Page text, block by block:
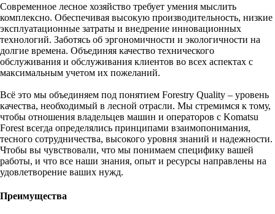
Современное лесное хозяйство требует умения мыслить
комплексно. Обеспечивая высокую производительность, низкие
эксплуатационные затраты и внедрение инновационных
технологий. Заботясь об эргономичности и экологичности на
долгие времена. Объединяя качество технического
обслуживания и обслуживания клиентов во всех аспектах с
максимальным учетом их пожеланий.
Всё это мы объединяем под понятием Forestry Quality – уровень
качества, необходимый в лесной отрасли. Мы стремимся к тому,
чтобы отношения владельцев машин и операторов с Komatsu
Forest всегда определялись принципами взаимопонимания,
тесного сотрудничества, высокого уровня знаний и надежности.
Чтобы вы чувствовали, что мы понимаем специфику вашей
работы, и что все наши знания, опыт и ресурсы направлены на
удовлетворение ваших нужд.
Преимущества